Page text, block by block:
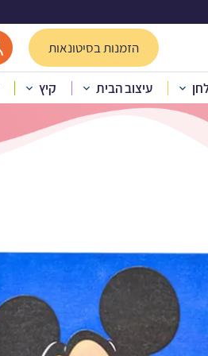
הזמנות בסיטונאות
עיצוב הבית קיץ
כחול
גדולות מיקי מאוס כחול